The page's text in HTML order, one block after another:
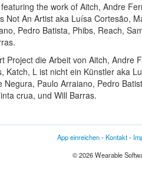
the work of Aitch, Andre
An Artist aka Luísa Cortesão,
Pedro Batista, Phibs, Reach,
die Arbeit von Aitch, Andre
L ist nicht ein Künstler aka
Paulo Arraiano, Pedro
crua, und Will Barras.
App einreichen-Kontakt-
© 2026 Wearable